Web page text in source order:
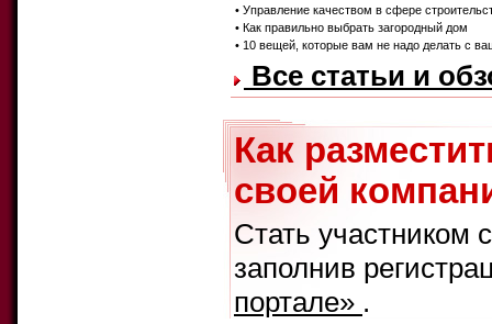
• Управление качеством в сфере
• Как правильно выбрать загородный дом
• 10 вещей, которые вам не надо делать с
Все статьи и
Как
своей
Стать участником
заполнив
портале» .